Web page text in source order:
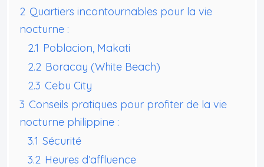
2 Quartiers incontournables pour la vie
nocturne :
2.1 Poblacion, Makati
2.2 Boracay (White Beach)
2.3 Cebu City
3 Conseils pratiques pour profiter de la vie
nocturne philippine :
3.1 Sécurité
3.2 Heures d’affluence